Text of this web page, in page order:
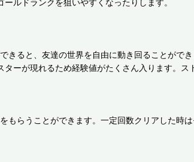
ルドランクを狙いやすくなったりします。
ると、友達の世界を自由に動き回ることができ
ーが現れるため経験値がたくさん入ります。
らうことができます。一定回数クリアした時